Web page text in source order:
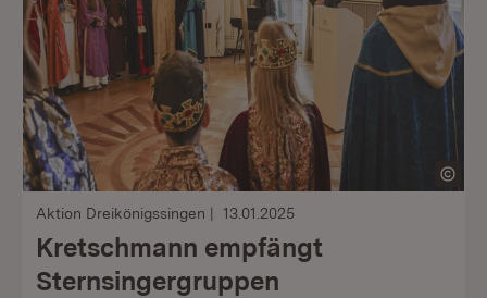
Aktion Dreikönigssingen 13.01.2025
Kretschmann empfängt
Sternsingergruppen